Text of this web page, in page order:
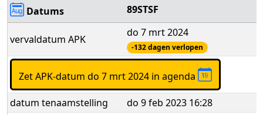
Datums
89STSF
vervaldatum APK
do 7 mrt 2024
-132 dagen verlopen
Zet APK-datum do 7 mrt 2024 in agenda
datum tenaamstelling
do 9 feb 2023 16:28